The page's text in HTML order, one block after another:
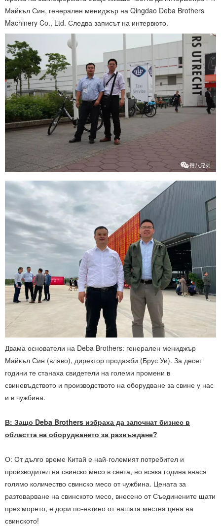
Майкъл Син, генерален мениджър на Qingdao Deba Brothers
Machinery Co., Ltd. Следва записът на интервюто.
Двама основатели на Deba Brothers: генерален мениджър
Майкъл Син (вляво), директор продажби (Брус Уи). За десет
години те станаха свидетели на големи промени в
свиневъдството и производството на оборудване за свине у нас
и в чужбина.
В: Защо Deba Brothers избраха да започнат бизнес в
областта на оборудването за развъждане?
О: От дълго време Китай е най-големият потребител и
производител на свинско месо в света, но всяка година внася
голямо количество свинско месо от чужбина. Цената за
разтоварване на свинското месо, внесено от Съединените щати
през морето, е дори по-евтино от нашата местна цена на
свинското!